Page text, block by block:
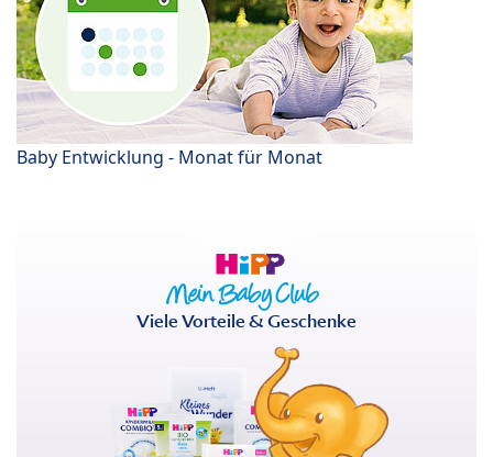
Baby Entwicklung - Monat für Monat
Viele Vorteile & Geschenke